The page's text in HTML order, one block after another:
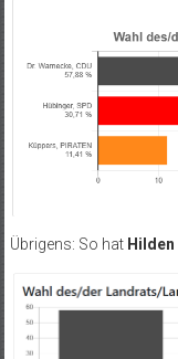
Übrigens: So hat Hilden